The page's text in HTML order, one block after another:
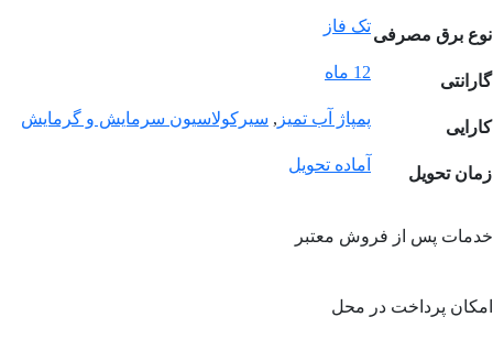
نوع برق مصرفیتک فاز
گارانتی 12 ماه
کارایی پمپاژ آب تمیز , سیرکولاسیون سرمایش و گرمایش
زمان تحویل آماده تحویل
خدمات پس از فروش معتبر
امکان پرداخت در محل